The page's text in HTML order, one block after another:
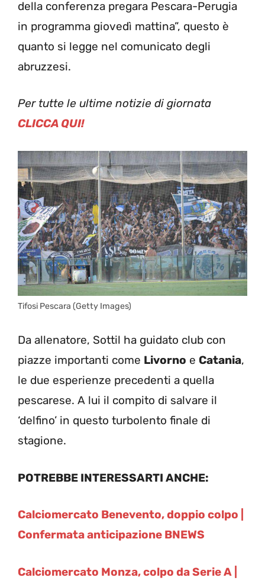
della conferenza pregara Pescara-Perugia
in programma giovedì mattina”, questo è
quanto si legge nel comunicato degli
abruzzesi.
Per tutte le ultime notizie di giornata
CLICCA QUI!
Tifosi Pescara (Getty Images)
Da allenatore, Sottil ha guidato club con
piazze importanti come Livorno e Catania,
le due esperienze precedenti a quella
pescarese. A lui il compito di salvare il
‘delfino’ in questo turbolento finale di
stagione.
POTREBBE INTERESSARTI ANCHE:
Calciomercato Benevento, doppio colpo |
Confermata anticipazione BNEWS
Calciomercato Monza, colpo da Serie A |